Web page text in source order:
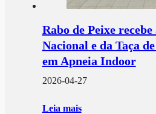
Rabo de Peixe
Nacional e da Taça
em Apneia Indoor
2026-04-27
Leia mais